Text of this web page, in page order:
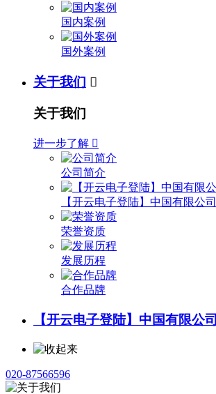
国内案例
国外案例
关于我们 
关于我们
进一步了解 
公司简介
【开云电子登陆】中国有限公司
荣誉资质
发展历程
合作品牌
【开云电子登陆】中国有限公司
020-87566596